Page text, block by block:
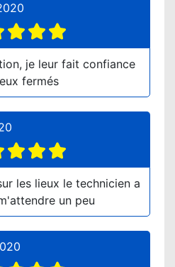
je leur fait confiance
fermés
les lieux le technicien a
un peu